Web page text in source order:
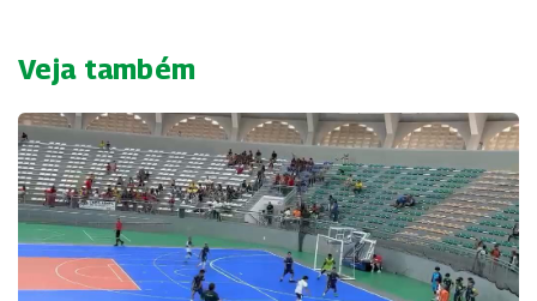
Veja também